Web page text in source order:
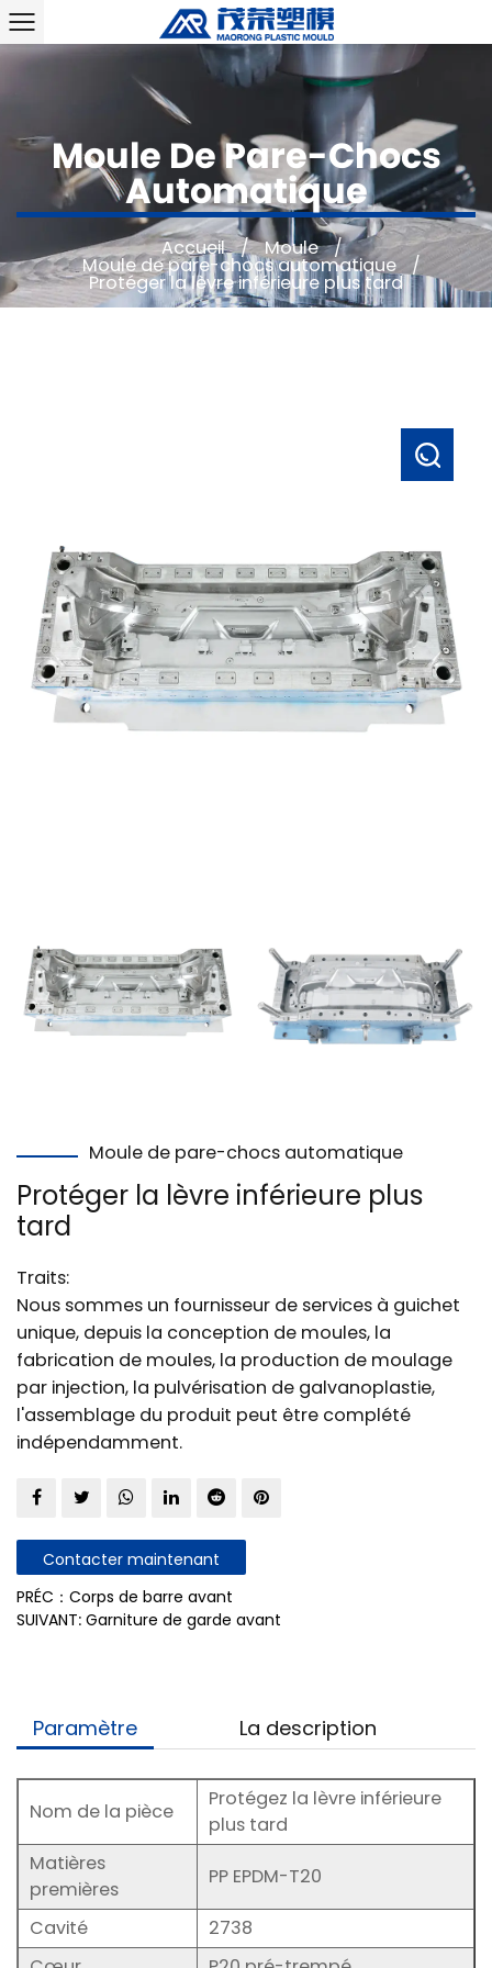
Moule De Pare-Chocs
Automatique
Accueil / Moule /
Moule de pare-chocs automatique /
Protéger la lèvre inférieure plus tard
Moule de pare-chocs automatique
Protéger la lèvre inférieure plus
tard
Traits:
Nous sommes un fournisseur de services à guichet
unique, depuis la conception de moules, la
fabrication de moules, la production de moulage
par injection, la pulvérisation de galvanoplastie,
l'assemblage du produit peut être complété
indépendamment.
Contacter maintenant
PRÉC：Corps de barre avant
SUIVANT: Garniture de garde avant
Paramètre La description
Nom de la pièce
Protégez la lèvre inférieure
plus tard
Matières
premières
PP EPDM-T20
Cavité
2738